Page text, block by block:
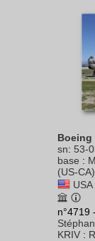
Boeing
sn: 53-
base :
(US-CA)
n°4719
KRIV :